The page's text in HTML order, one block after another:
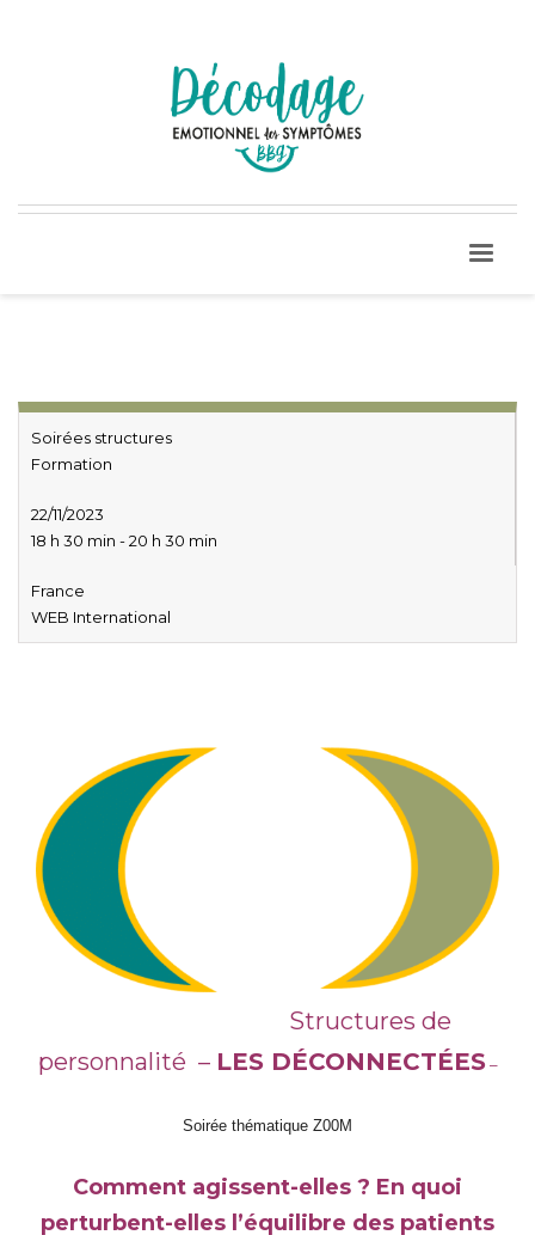
Soirées structures
Formation
22/11/2023
18 h 30 min - 20 h 30 min
France
WEB International
Structures de
personnalité – LES DÉCONNECTÉES –
Soirée thématique Z00M
Comment agissent-elles ? En quoi
perturbent-elles l’équilibre des patients